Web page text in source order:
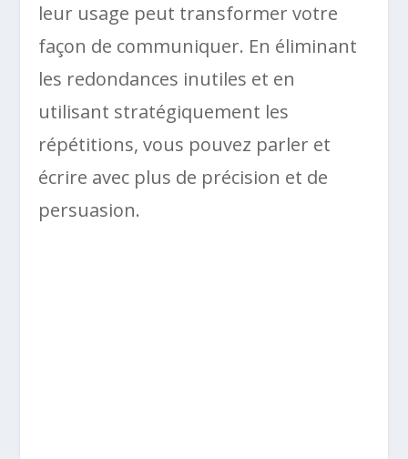
leur usage peut transformer votre
façon de communiquer. En éliminant
les redondances inutiles et en
utilisant stratégiquement les
répétitions, vous pouvez parler et
écrire avec plus de précision et de
persuasion.